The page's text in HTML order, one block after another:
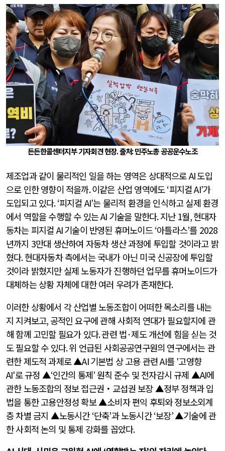
든든한콜센터지부 기자회견 현장.출처:민주노총 공공운수노조
제조업과 같이 물리적인 일을 하는 영역은 상대적으로AI도입
으로 인한 영향이 적을까.이같은 산업 영역에도‘피지컬AI’가
도입되고 있다. ‘피지컬 AI’는 물리적 환경을 인식하고 실제 환경
에서 역할을 수행할 수 있는AI 기술을 말한다.지난 1월,현대자
동차는 피지컬 AI기술이 반영된 휴머노이드‘아틀라스’를 2028
년까지 3만대 생산하여 자동차 생산 과정에 투입할 것이라고 밝
혔다.현대자동차 측에서는 국내가 아닌 미국 신공장에 투입할
것이라 밝혔지만 실제 노동자가 진행하던 업무를 휴머노이드가
대체하는 상황 자체에 대한 여러 우려가 존재한다.
이러한 상황에서 각 산업별 노동조합이 어떠한 목소리를 내는
지 지켜보고, 공적인 요구에 관해 사회적 연대가 필요할지에 관
해 함께 고민할 필요가 있다.관련 법 ·제도 개선에 힘을 싣는 것
도 필요할 수 있다.위 언급된 사회공공연구원의 연구에서는 관
련한 제도적 과제로 ▲AI기본법 상 고용 관련AI를 '고영향
AI'로 규정 ▲‘인간의 통제’원칙 준수 및 전자감시 규제 ▲AI에
관한 노동조합의 정보 접근권‧교섭권 보장 ▲정부 정책과 입
법을 통한 고용안정성 확보 ▲소비자 편익 후퇴와 정보소외계
층 차별 금지 ▲노동시간 ‘단축’과 노동시간‘보장’▲기술에 관
한 사회적 논의 및 통제 강화를 꼽았다.